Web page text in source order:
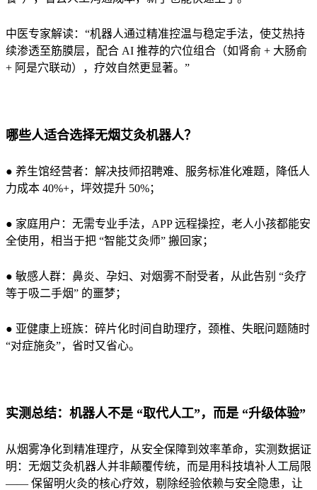
中医专家解读：“机器人通过精准控温与稳定手法，使艾热持
续渗透至筋膜层，配合 AI 推荐的穴位组合（如肾俞 + 大肠俞
+ 阿是穴联动），疗效自然更显著。”
哪些人适合选择无烟艾灸机器人？
● 养生馆经营者：解决技师招聘难、服务标准化难题，降低人
力成本 40%+，坪效提升 50%；
● 家庭用户：无需专业手法，APP 远程操控，老人小孩都能安
全使用，相当于把 “智能艾灸师” 搬回家；
● 敏感人群：鼻炎、孕妇、对烟雾不耐受者，从此告别 “灸疗
等于吸二手烟” 的噩梦；
● 亚健康上班族：碎片化时间自助理疗，颈椎、失眠问题随时
“对症施灸”，省时又省心。
实测总结：机器人不是 “取代人工”，而是 “升级体验”
从烟雾净化到精准理疗，从安全保障到效率革命，实测数据证
明：无烟艾灸机器人并非颠覆传统，而是用科技填补人工局限
—— 保留明火灸的核心疗效，剔除经验依赖与安全隐患，让